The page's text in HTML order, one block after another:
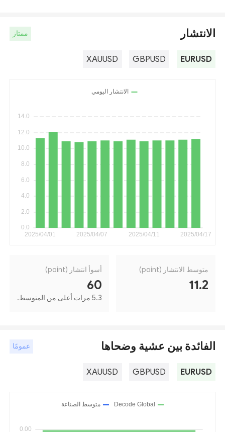
الانتشار ممتاز
EURUSD
GBPUSD
XAUUSD
متوسط الانتشار (point)
11.2
أسوأ انتشار (point)
60
5.3 مرات أعلى من المتوسط.
الفائدة بين عشية وضحاها عمومًا
EURUSD
GBPUSD
XAUUSD